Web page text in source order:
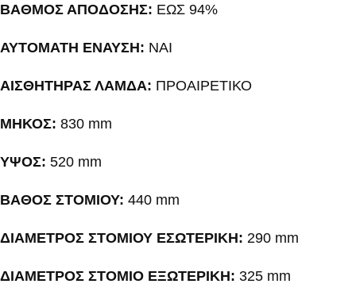
ΒΑΘΜΟΣ ΑΠΟΔΟΣΗΣ: ΕΩΣ 94%
ΑΥΤΟΜΑΤΗ ΕΝΑΥΣΗ: ΝΑΙ
ΑΙΣΘΗΤΗΡΑΣ ΛΑΜΔΑ: ΠΡΟΑΙΡΕΤΙΚΟ
ΜΗΚΟΣ: 830 mm
ΥΨΟΣ: 520 mm
ΒΑΘΟΣ ΣΤΟΜΙΟΥ: 440 mm
ΔΙΑΜΕΤΡΟΣ ΣΤΟΜΙΟΥ ΕΣΩΤΕΡΙΚΗ: 290 mm
ΔΙΑΜΕΤΡΟΣ ΣΤΟΜΙΟ ΕΞΩΤΕΡΙΚΗ: 325 mm